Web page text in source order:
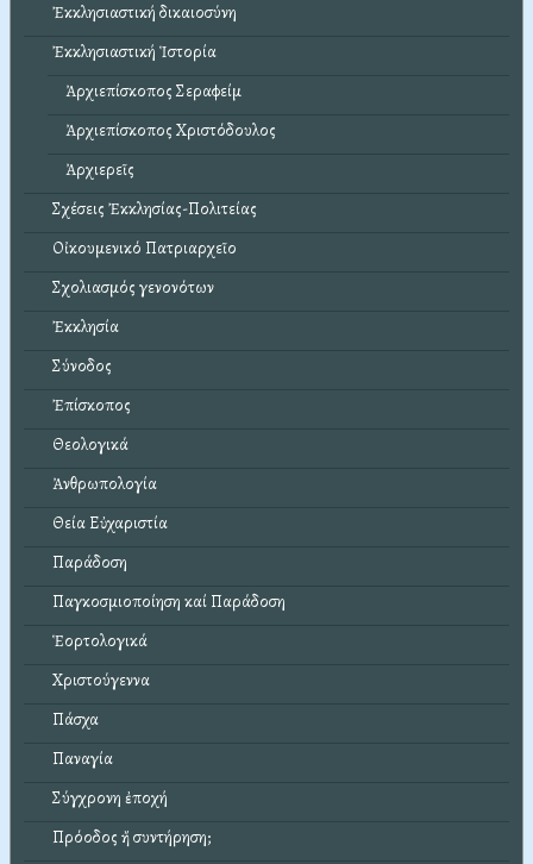
Ἐκκλησιαστική δικαιοσύνη
Ἐκκλησιαστική Ἱστορία
Ἀρχιεπίσκοπος Σεραφείμ
Ἀρχιεπίσκοπος Χριστόδουλος
Ἀρχιερεῖς
Σχέσεις Ἐκκλησίας-Πολιτείας
Οἰκουμενικό Πατριαρχεῖο
Σχολιασμός γενονότων
Ἐκκλησία
Σύνοδος
Ἐπίσκοπος
Θεολογικά
Ἀνθρωπολογία
Θεία Εὐχαριστία
Παράδοση
Παγκοσμιοποίηση καί Παράδοση
Ἑορτολογικά
Χριστούγεννα
Πάσχα
Παναγία
Σύγχρονη ἐποχή
Πρόοδος ἤ συντήρηση;